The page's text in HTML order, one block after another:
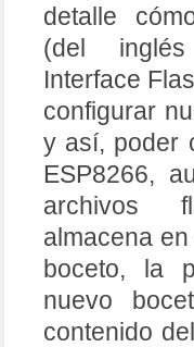
detalle
(del
Interface
configurar
y así, poder
ESP8266,
archivos
almacena
boceto, la
nuevo
contenido